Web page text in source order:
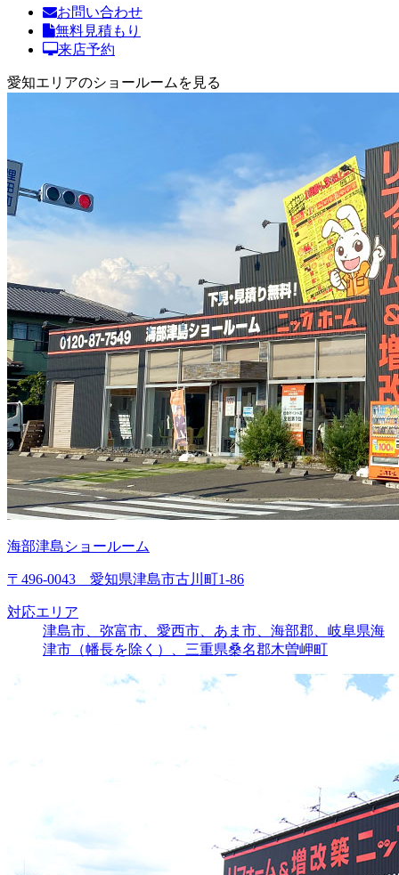
お問い合わせ
無料見積もり
来店予約
愛知エリアのショールームを見る
海部津島ショールーム
〒496-0043 愛知県津島市古川町1-86
対応エリア
津島市、弥富市、愛西市、あま市、海部郡、岐阜県海
津市（幡長を除く）、三重県桑名郡木曽岬町